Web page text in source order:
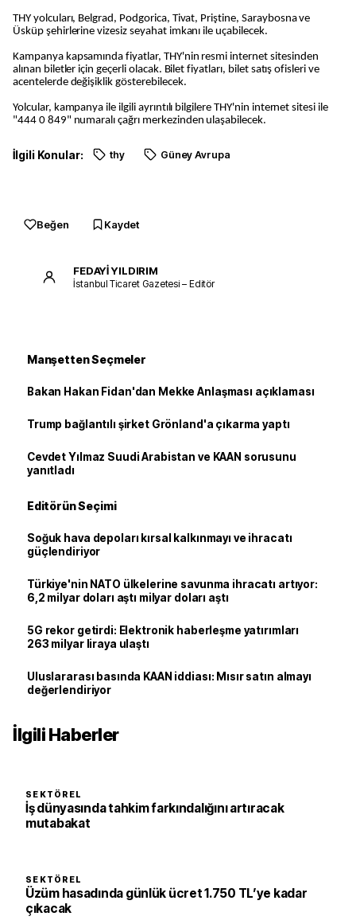
THY yolcuları, Belgrad, Podgorica, Tivat, Priştine, Saraybosna ve
Üsküp şehirlerine vizesiz seyahat imkanı ile uçabilecek.
Kampanya kapsamında fiyatlar, THY'nin resmi internet sitesinden
alınan biletler için geçerli olacak. Bilet fiyatları, bilet satış ofisleri ve
acentelerde değişiklik gösterebilecek.
Yolcular, kampanya ile ilgili ayrıntılı bilgilere THY'nin internet sitesi ile
"444 0 849" numaralı çağrı merkezinden ulaşabilecek.
İlgili Konular: thy Güney Avrupa
Beğen Kaydet
FEDAYİ YILDIRIM
İstanbul Ticaret Gazetesi – Editör
Manşetten Seçmeler
Bakan Hakan Fidan'dan Mekke Anlaşması açıklaması
Trump bağlantılı şirket Grönland'a çıkarma yaptı
Cevdet Yılmaz Suudi Arabistan ve KAAN sorusunu
yanıtladı
Editörün Seçimi
Soğuk hava depoları kırsal kalkınmayı ve ihracatı
güçlendiriyor
Türkiye'nin NATO ülkelerine savunma ihracatı artıyor:
6,2 milyar doları aştı milyar doları aştı
5G rekor getirdi: Elektronik haberleşme yatırımları
263 milyar liraya ulaştı
Uluslararası basında KAAN iddiası: Mısır satın almayı
değerlendiriyor
İlgili Haberler
SEKTÖREL
İş dünyasında tahkim farkındalığını artıracak
mutabakat
SEKTÖREL
Üzüm hasadında günlük ücret 1.750 TL’ye kadar
çıkacak